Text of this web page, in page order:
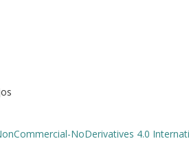
NoDerivatives 4.0